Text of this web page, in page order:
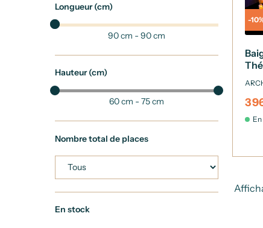
Longueur (cm)
90 cm - 90 cm
Hauteur (cm)
60 cm - 75 cm
Nombre total de places
En stock
-
3